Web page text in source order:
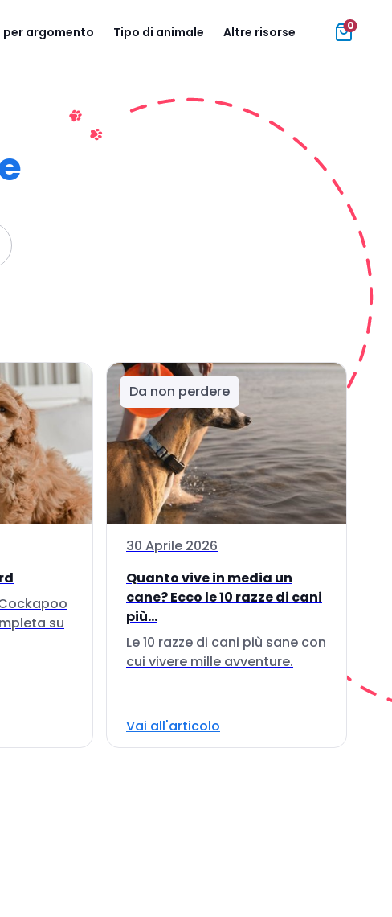
per argomento Tipo di animale Altre risorse 0
su
Da non perdere
30 Aprile 2026
Quanto vive in media un
cane? Ecco le 10 razze di cani
più...
Le 10 razze di cani più sane con
cui vivere mille avventure.
Vai all'articolo